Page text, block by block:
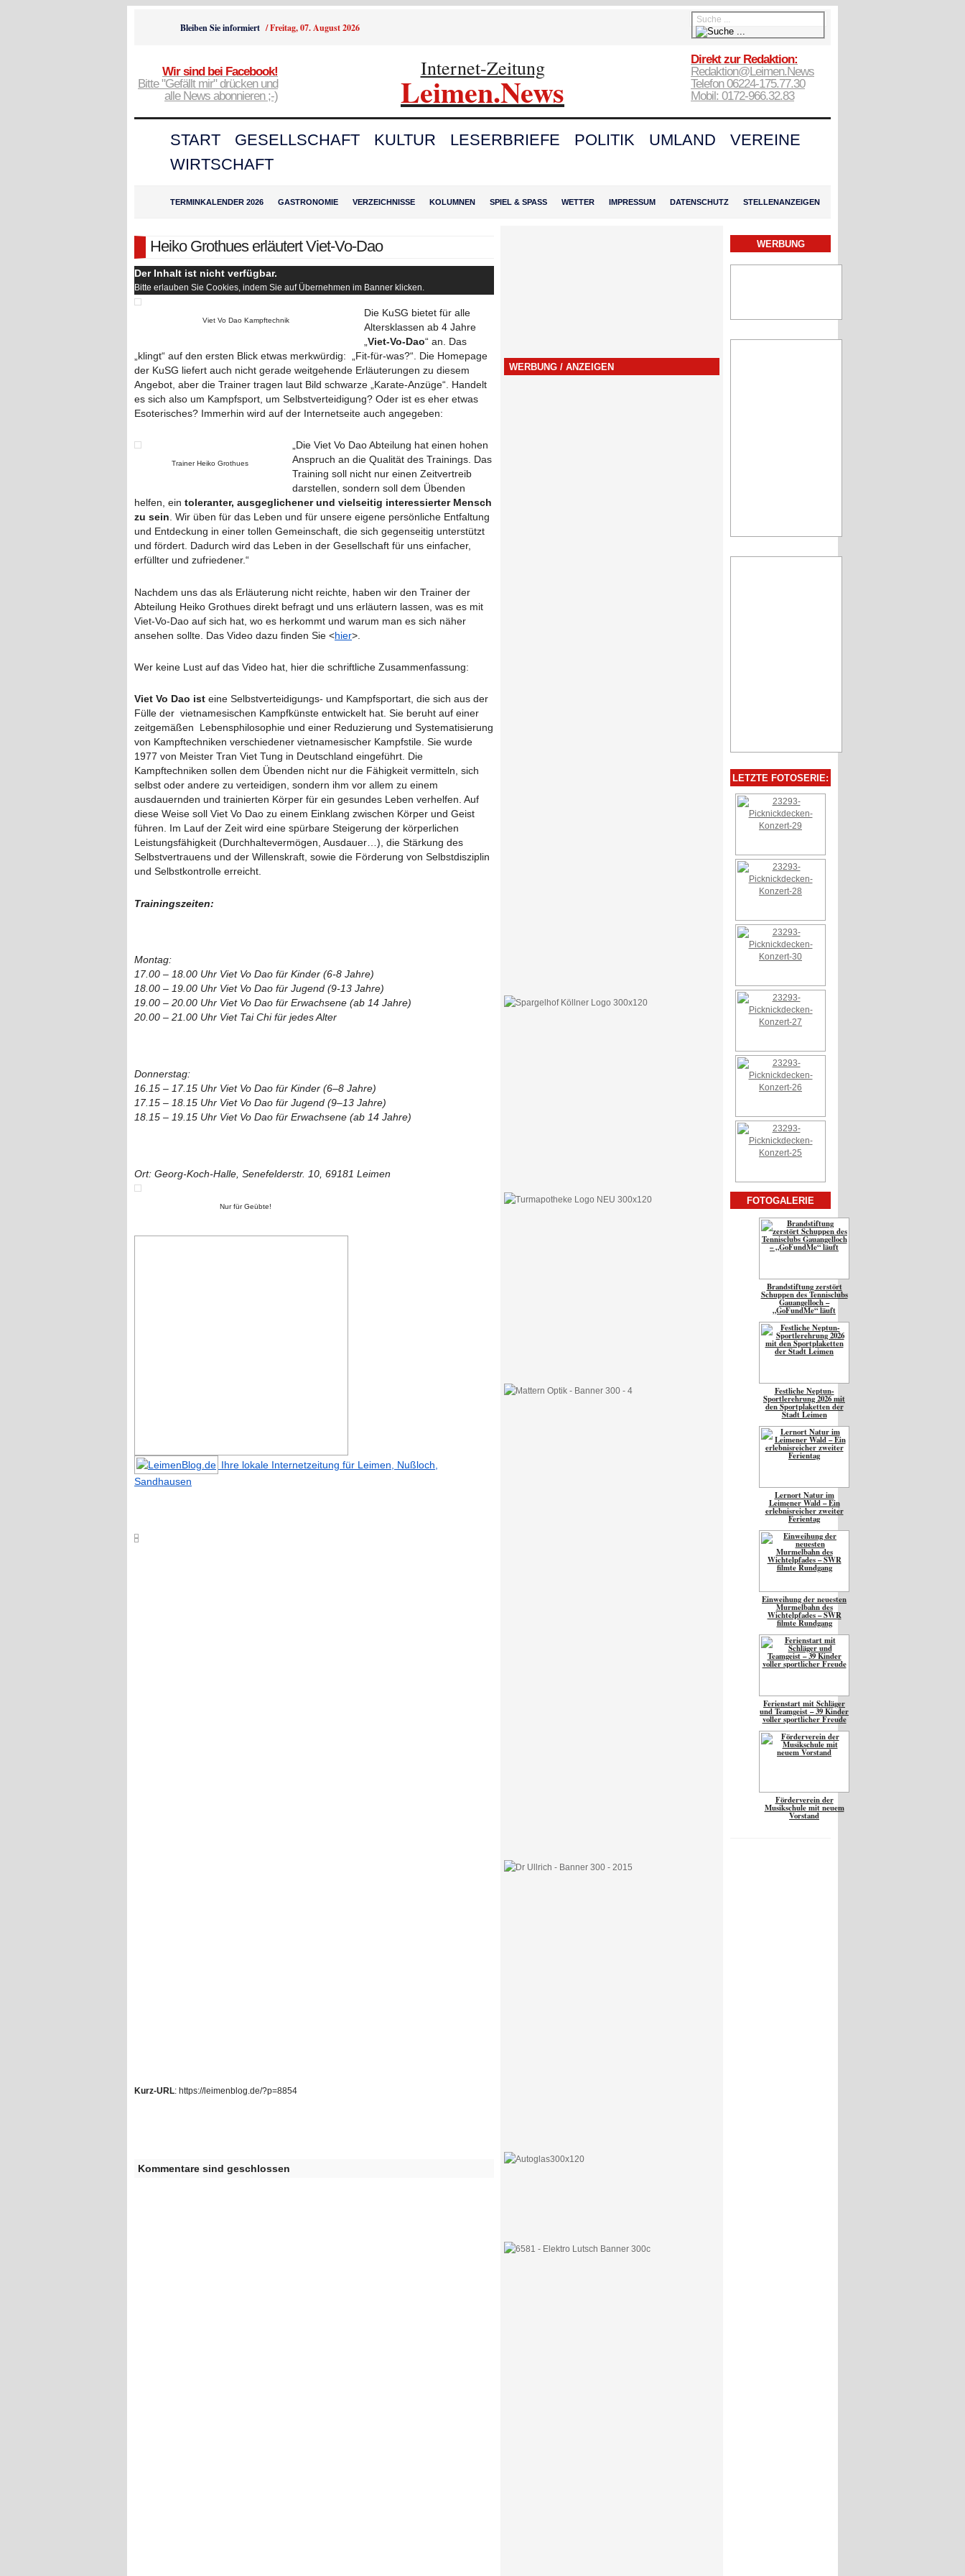
Bleiben Sie informiert /Freitag, 07. August 2026
Wir sind bei Facebook!
Bitte "Gefällt mir" drücken und
alle News abonnieren ;-)
Internet-Zeitung
Leimen.News
Direkt zur Redaktion:
Redaktion@Leimen.News
Telefon 06224-175.77.30
Mobil: 0172-966.32.83
START GESELLSCHAFT KULTUR LESERBRIEFE POLITIK UMLAND
VEREINE
WIRTSCHAFT
TERMINKALENDER 2026 GASTRONOMIE VERZEICHNISSE KOLUMNEN SPIEL & SPASS WETTER IMPRESSUM DATENSCHUTZ STELLENANZEIGEN
Heiko Grothues erläutert Viet-Vo-Dao
Der Inhalt ist nicht verfügbar.
Bitte erlauben Sie Cookies, indem Sie auf Übernehmen im Banner klicken.
Viet Vo Dao Kampftechnik
Die KuSG bietet für alle
Altersklassen ab 4 Jahre
Viet-Vo-Dao“ an. Das
„klingt“ auf den ersten Blick etwas merkwürdig: „Fit-für-was?“. Die Homepage
der KuSG liefert auch nicht gerade weitgehende Erläuterungen zu diesem
Angebot, aber die Trainer tragen laut Bild schwarze „Karate-Anzüge“. Handelt
es sich also um Kampfsport, um Selbstverteidigung? Oder ist es eher etwas
Esoterisches? Immerhin wird auf der Internetseite auch angegeben:
Trainer Heiko Grothues
„Die Viet Vo Dao Abteilung hat einen hohen
Anspruch an die Qualität des Trainings. Das
Training soll nicht nur einen Zeitvertreib
darstellen, sondern soll dem Übenden
helfen, ein toleranter, ausgeglichener und vielseitig interessierter Mensch
zu sein . Wir üben für das Leben und für unsere eigene persönliche Entfaltung
und Entdeckung in einer tollen Gemeinschaft, die sich gegenseitig unterstützt
und fördert. Dadurch wird das Leben in der Gesellschaft für uns einfacher,
erfüllter und zufriedener.“
Nachdem uns das als Erläuterung nicht reichte, haben wir den Trainer der
Abteilung Heiko Grothues direkt befragt und uns erläutern lassen, was es mit
Viet-Vo-Dao auf sich hat, wo es herkommt und warum man es sich näher
ansehen sollte. Das Video dazu finden Sie <hier>.
Wer keine Lust auf das Video hat, hier die schriftliche Zusammenfassung:
Viet Vo Dao ist eine Selbstverteidigungs- und Kampfsportart, die sich aus der
Fülle der vietnamesischen Kampfkünste entwickelt hat. Sie beruht auf einer
zeitgemäßen Lebensphilosophie und einer Reduzierung und Systematisierung
von Kampftechniken verschiedener vietnamesischer Kampfstile. Sie wurde
1977 von Meister Tran Viet Tung in Deutschland eingeführt. Die
Kampftechniken sollen dem Übenden nicht nur die Fähigkeit vermitteln, sich
selbst oder andere zu verteidigen, sondern ihm vor allem zu einem
ausdauernden und trainierten Körper für ein gesundes Leben verhelfen. Auf
diese Weise soll Viet Vo Dao zu einem Einklang zwischen Körper und Geist
führen. Im Lauf der Zeit wird eine spürbare Steigerung der körperlichen
Leistungsfähigkeit (Durchhaltevermögen, Ausdauer…), die Stärkung des
Selbstvertrauens und der Willenskraft, sowie die Förderung von Selbstdisziplin
und Selbstkontrolle erreicht.
Trainingszeiten:
Montag:
17.00 – 18.00 Uhr Viet Vo Dao für Kinder (6-8 Jahre)
18.00 – 19.00 Uhr Viet Vo Dao für Jugend (9-13 Jahre)
19.00 – 20.00 Uhr Viet Vo Dao für Erwachsene (ab 14 Jahre)
20.00 – 21.00 Uhr Viet Tai Chi für jedes Alter
Donnerstag:
16.15 – 17.15 Uhr Viet Vo Dao für Kinder (6–8 Jahre)
17.15 – 18.15 Uhr Viet Vo Dao für Jugend (9–13 Jahre)
18.15 – 19.15 Uhr Viet Vo Dao für Erwachsene (ab 14 Jahre)
Ort: Georg-Koch-Halle, Senefelderstr. 10, 69181 Leimen
Nur für Geübte!
Ihre lokale Internetzeitung für Leimen, Nußloch,
Sandhausen
Kurz-URL: https://leimenblog.de/?p=8854
Kommentare sind geschlossen
WERBUNG / ANZEIGEN
WERBUNG
LETZTE FOTOSERIE:
FOTOGALERIE
Brandstiftung zerstört
Schuppen des Tennisclubs
Gauangelloch –
„GoFundMe“ läuft
Festliche Neptun-
Sportlerehrung 2026 mit
den Sportplaketten der
Stadt Leimen
Lernort Natur im
Leimener Wald – Ein
erlebnisreicher zweiter
Ferientag
Einweihung der neuesten
Murmelbahn des
Wichtelpfades – SWR
filmte Rundgang
Ferienstart mit Schläger
und Teamgeist – 39 Kinder
voller sportlicher Freude
Förderverein der
Musikschule mit neuem
Vorstand